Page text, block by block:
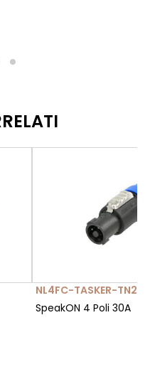
NL4FC-TASKER-TN294
SpeakON 4 Poli 30A